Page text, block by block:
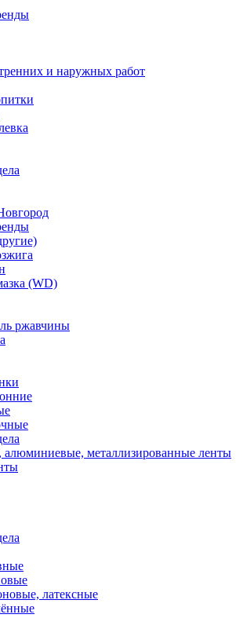
и наружных работ
(WD)
ржавчины
металлизированные ленты
латексные